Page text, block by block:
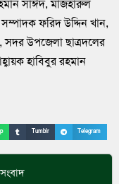
সাঈদ, মাজহারুল
ফরিদ উদ্দিন খান,
সদর উপজেলা ছাত্রদলের
হাবিবুর রহমান
Tumblr Telegram